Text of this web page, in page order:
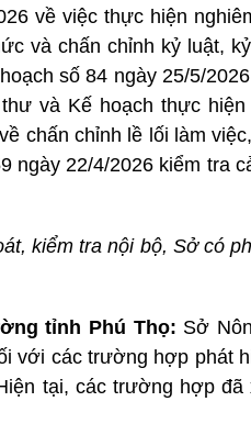
về việc thực hiện
và chấn chỉnh kỷ luật,
số 84 ngày 25/5/
và Kế hoạch thực
chấn chỉnh lề lối làm
ngày 22/4/2026 kiểm tra
kiểm tra nội bộ, Sở có
tỉnh Phú Thọ: Sở
với các trường hợp phát
tại, các trường hợp